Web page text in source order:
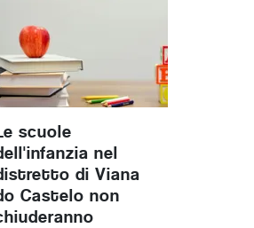
scuole
nel
di Viana
Castelo non